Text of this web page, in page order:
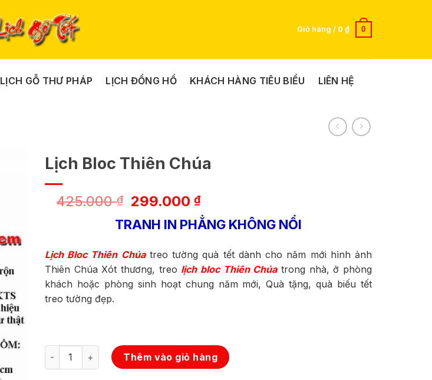
Giỏ hàng / 0 ₫ 0
LỊCH GỖ THƯ PHÁP LỊCH ĐỒNG HỒ KHÁCH HÀNG TIÊU BIỂU LIÊN HỆ
Lịch Bloc Thiên Chúa
425.000₫
Giá
là:
299.000₫Giá
hiện
tại
299.000 ₫.
TRANH IN PHẲNG KHÔNG NỔI
Lịch Bloc Thiên Chúatreo tường quà tết dành cho năm mới hình ảnh
Thiên Chúa Xót thương, treo lịch bloc Thiên Chúatrong nhà, ở phòng
khách hoặc phòng sinh hoạt chung năm mới, Quà tặng, quà biếu tết
treo tường đẹp.
Số lượng Thêm vào giỏ hàng